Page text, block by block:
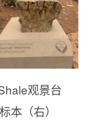
观景台
本（右）